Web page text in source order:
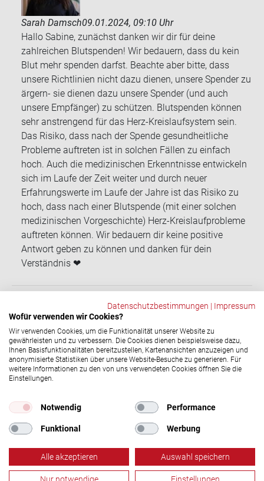
Sarah Damsch09.01.2024, 09:10 Uhr
Hallo Sabine, zunächst danken wir dir für deine
zahlreichen Blutspenden! Wir bedauern, dass du kein
Blut mehr spenden darfst. Beachte aber bitte, dass
unsere Richtlinien nicht dazu dienen, unsere Spender zu
ärgern- sie dienen dazu unsere Spender (und auch
unsere Empfänger) zu schützen. Blutspenden können
sehr anstrengend für das Herz-Kreislaufsystem sein.
Das Risiko, dass nach der Spende gesundheitliche
Probleme auftreten ist in solchen Fällen zu einfach
hoch. Auch die medizinischen Erkenntnisse entwickeln
sich im Laufe der Zeit weiter und durch neuer
Erfahrungswerte im Laufe der Jahre ist das Risiko zu
hoch, dass nach einer Blutspende (mit einer solchen
medizinischen Vorgeschichte) Herz-Kreislaufprobleme
auftreten können. Wir bedauern dir keine positive
Antwort geben zu können und danken für dein
Verständnis ❤
ZURÜCK
Impressum
Datenschutz
Social-​Media Ka­nä­le
Datenschutzbestimmungen | Impressum
Wofür verwenden wir Cookies?
Wir verwenden Cookies, um die Funktionalität unserer Website zu
gewährleisten und zu verbessern. Die Cookies dienen beispielsweise dazu,
Ihnen Basisfunktionalitäten bereitzustellen, Kartenansichten anzuzeigen und
anonymisierte Statistiken über unsere Website-Besuche zu generieren. Für
weitere Informationen zu den von uns verwendeten Cookies öffnen Sie die
Einstellungen.
Notwendig Performance
Funktional Werbung
Alle akzeptieren Auswahl speichern